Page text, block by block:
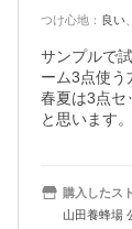
つけ心地 ： 良い
サンプルで
ーム3点使う
春夏は3点セ
と思います。
購入したス
山田養蜂場